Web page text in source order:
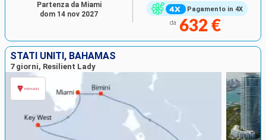
Pagamento in 4X
da 632 €
Partenza da Miami
dom 14 nov 2027
STATI UNITI, BAHAMAS
7 giorni, Resilient Lady